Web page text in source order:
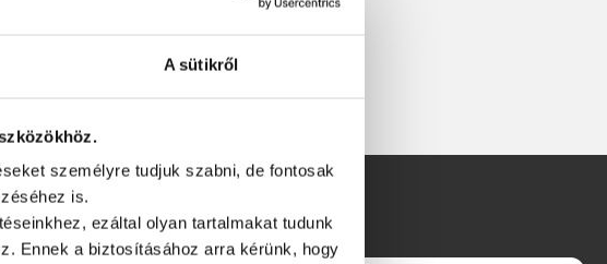
A sütikről
személyre tudjuk szabni, de fontosak
is.
ezáltal olyan tartalmakat tudunk
Ennek a biztosításához arra kérünk, hogy